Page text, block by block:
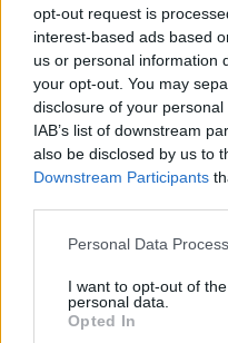
opt-out request is
interest-based ads based
us or personal information
your opt-out. You may
disclosure of your
IAB’s list of downstream
also be disclosed by us to
Downstream Participants
Please note that this
not limited to your visit or
grant or deny consent to
use your data for below
Personal Data
I want to opt-out of
personal data.
Opted In